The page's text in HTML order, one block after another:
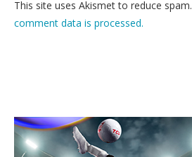
This site uses Akismet to reduce spam.
comment data is processed.